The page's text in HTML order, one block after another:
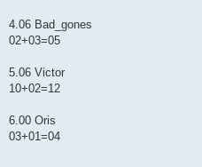
4.06 Bad_gones
02+03=05
5.06 Victor
10+02=12
6.00 Oris
03+01=04